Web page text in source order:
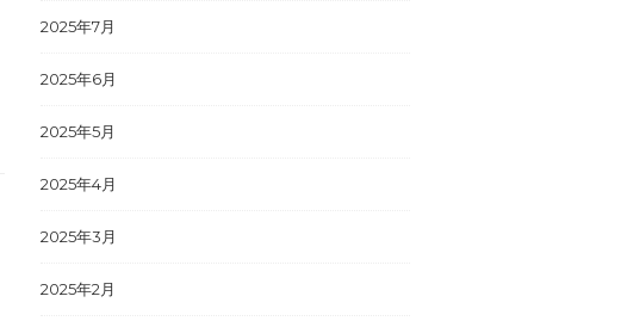
2025年7月
2025年6月
2025年5月
2025年4月
2025年3月
2025年2月